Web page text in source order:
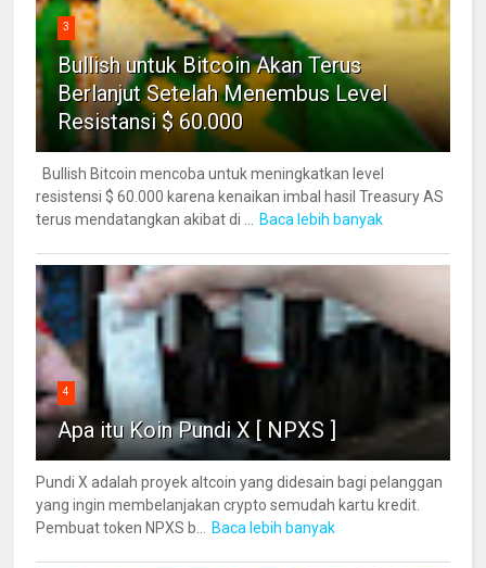
3
Bullish untuk Bitcoin Akan Terus
Berlanjut Setelah Menembus Level
Resistansi $ 60.000
Bullish Bitcoin mencoba untuk meningkatkan level
resistensi $ 60.000 karena kenaikan imbal hasil Treasury AS
terus mendatangkan akibat di ...
Baca lebih banyak
4
Apa itu Koin Pundi X [ NPXS ]
Pundi X adalah proyek altcoin yang didesain bagi pelanggan
yang ingin membelanjakan crypto semudah kartu kredit.
Pembuat token NPXS b...
Baca lebih banyak